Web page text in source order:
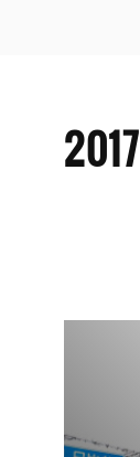
2017